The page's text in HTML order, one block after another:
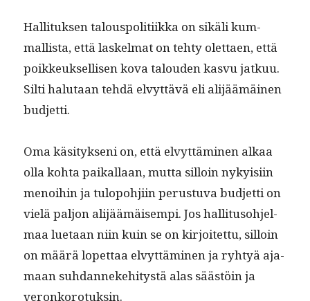
Hal­li­tuk­sen talous­poli­ti­ik­ka on sikäli kum­
mallista, että laskel­mat on tehty olet­taen, että
poikkeuk­sel­lisen kova talouden kasvu jatkuu.
Silti halu­taan tehdä elvyt­tävä eli ali­jäämäi­nen
budjetti.
Oma käsi­tyk­seni on, että elvyt­tämi­nen alkaa
olla koh­ta paikallaan, mut­ta sil­loin nyky­isi­in
menoi­hin ja tulopo­hji­in perus­tu­va bud­jet­ti on
vielä paljon ali­jäämäisem­pi. Jos hal­li­tu­so­hjel­
maa lue­taan niin kuin se on kir­joitet­tu, sil­loin
on määrä lopet­taa elvyt­tämi­nen ja ryhtyä aja­
maan suh­dan­neke­hi­tys­tä alas säästöin ja
veronkorotuksin.